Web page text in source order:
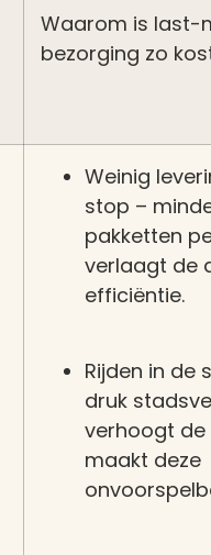
Waarom is last-
bezorging zo
Weinig
stop –
pakketten
verlaagt de
efficiëntie.
Rijden in de
druk
verhoogt de
maakt deze